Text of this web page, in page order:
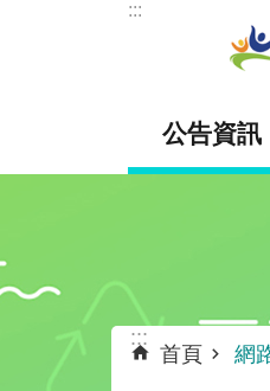
跳到主要內容區塊
:::
公告資訊
:::
首頁 網